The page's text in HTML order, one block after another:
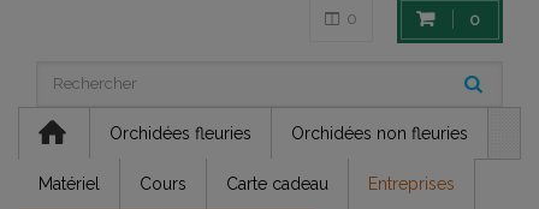
0
0
Orchidées fleuries Orchidées non fleuries
Matériel Cours Carte cadeau Entreprises